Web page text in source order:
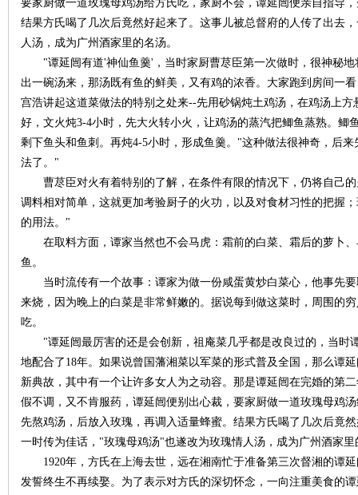
要家厨做一道玫瑰母鸡汤给方氏吃，家厨不会，谭延闿便亲自指导
结果方氏喝了几次后竟然好起来了。这事儿被总督府的人传了出去
人汤，成为广州酒家里的名汤。
"谭延闿有道'神仙鱼羹'，当时家厨曹荩臣第一次做时，很神秘地
出一碗汤来，那汤既有鱼的鲜美，又有鸡的浓香。大家跑到房间一
宫浩讲起这道菜做法的特别之处来--先用砂锅炖土鸡汤，在鸡汤上
好，文火炖3-4小时，先大火转小火，让鸡汤的蒸汽把鲫鱼蒸熟。鲫
剩下鱼头和鱼刺。再炖4-5小时，形成鱼羹。"这种做法很神奇，后
法了。"
曹荩臣对火有着特别的了解，在条件有限的情况下，仍将自己的
调料相对简单，这就更加考验厨子的火功，以及对食材习性的把握
的用法。"
在取料方面，谭家当然也不会马虎：霜前的白菜、霜后的萝卜、
鱼。
当时流传有一个故事：谭家为做一份咸蛋黄炒白菜心，他事先要
来烧，因为晚上的白菜是非常鲜嫩的。据说每到做这菜时，周围的
吃。
"谭延闿最厉害的还是会创新，祖庵菜几乎都是改良过的，当时
地配合了18年。如果说曾国藩湘菜以军菜的形式普及全国，那么谭
新典故，其中有一个让许多女人为之动容。那是谭延闿在完婚的第
假不调，又不肯服药，谭延闿便别出心裁，要家厨做一道玫瑰母鸡
先熬鸡汤，后放入玫瑰，再调入适量蜂蜜。结果方氏喝了几次后竟
一时传为佳话，"玫瑰母鸡汤"也遂改为玫瑰情人汤，成为广州酒家
1920年，方氏在上海去世，远在湘南忙于准备第三次督湘的谭延
发誓终生不再续娶。为了表示对方氏的深切怀念，一向注重美食的